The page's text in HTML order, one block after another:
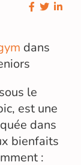
dans
le
est une
dans
bienfaits
: